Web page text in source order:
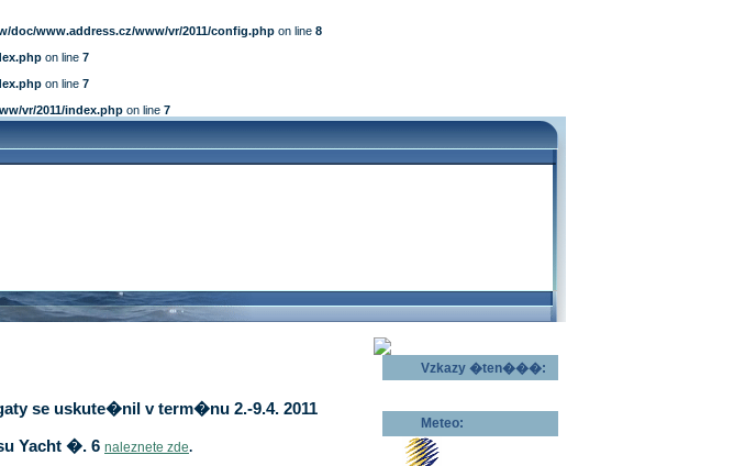
doc/www.address.cz/www/vr/2011/config.php on line 8
on line 7
on line 7
vr/2011/index.php on line 7
se uskute�nil v term�nu 2.-9.4. 2011
Yacht �. 6 naleznete zde.
Vzkazy �ten���:
Meteo: